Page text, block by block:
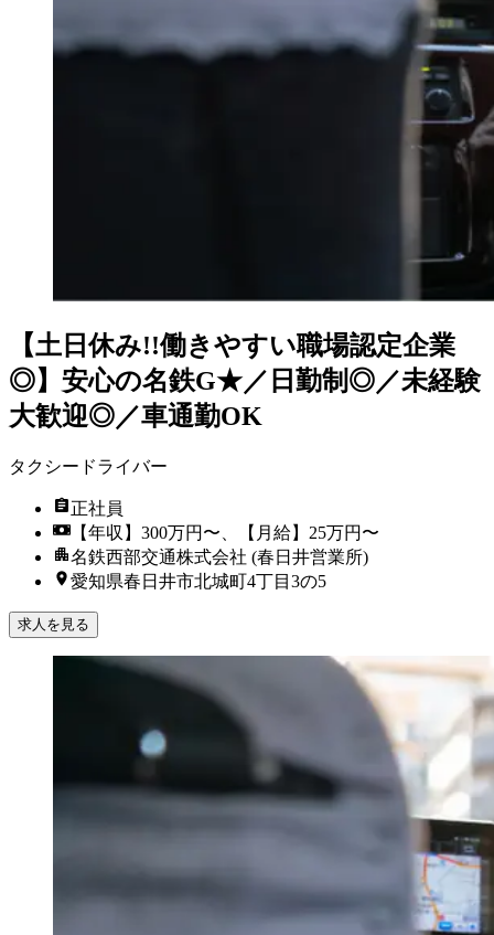
【土日休み!!働きやすい職場認定企業
◎】安心の名鉄G★／日勤制◎／未経験
大歓迎◎／車通勤OK
タクシードライバー
正社員
【年収】300万円〜、【月給】25万円〜
名鉄西部交通株式会社 (春日井営業所)
愛知県春日井市北城町4丁目3の5
求人を見る